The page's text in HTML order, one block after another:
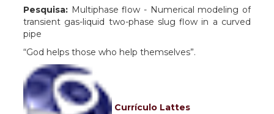
Pesquisa: Multiphase flow - Numerical modeling of
transient gas-liquid two-phase slug flow in a curved
pipe
“God helps those who help themselves”.
Currículo Lattes